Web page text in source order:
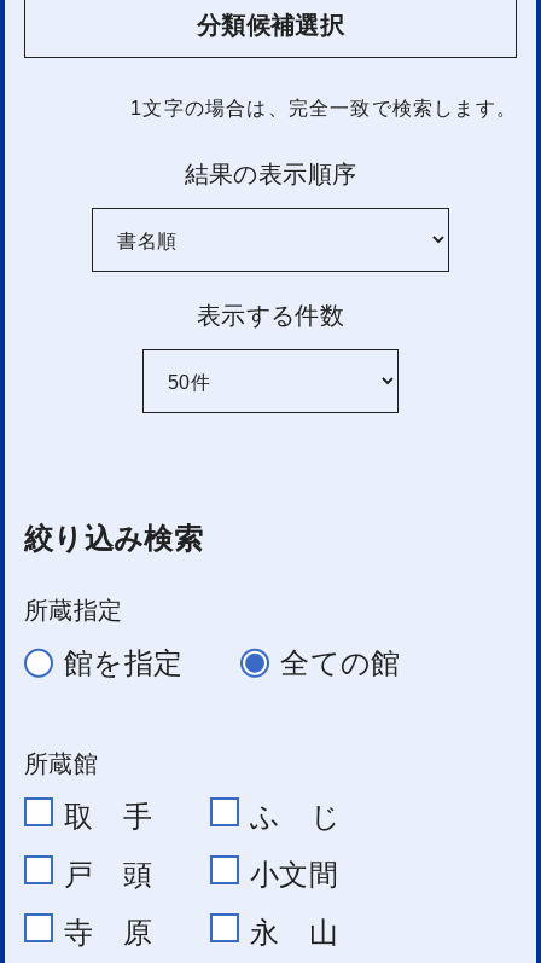
分類候補選択
1文字の場合は、完全一致で検索します。
結果の表示順序
表示する件数
絞り込み検索
所蔵指定
館を指定 全ての館
所蔵館
取 手
ふ じ
戸 頭
小文間
寺 原
永 山